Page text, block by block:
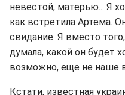
невестой, матерью... Я
как встретила Артема.
свидание. Я вместо
думала, какой он будет
возможно, еще не наше
Кстати, известная